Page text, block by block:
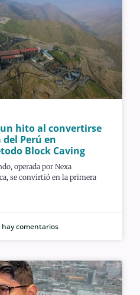
hito al convertirse
Perú en
Block Caving
operada por Nexa
se convirtió en la primera
hay comentarios